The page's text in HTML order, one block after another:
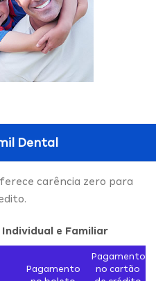
Dental
carência zero para
e Familiar
Pagamento
Pagamento
no cartão